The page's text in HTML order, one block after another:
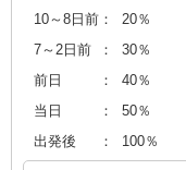
10～8日前 ：
20％
7～2日前
：
30％
前日
：
40％
当日
：
50％
出発後
： 100％